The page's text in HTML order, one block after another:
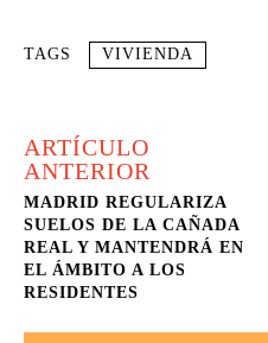
TAGS VIVIENDA
ARTÍCULO
ANTERIOR
MADRID REGULARIZA
SUELOS DE LA CAÑADA
REAL Y MANTENDRÁ EN
EL ÁMBITO A LOS
RESIDENTES